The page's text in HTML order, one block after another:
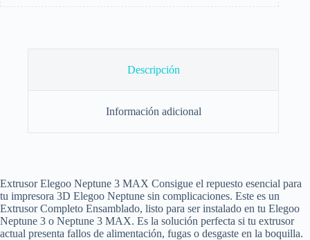
Descripción
Información adicional
Extrusor Elegoo Neptune 3 MAX Consigue el repuesto esencial para
tu impresora 3D Elegoo Neptune sin complicaciones. Este es un
Extrusor Completo Ensamblado, listo para ser instalado en tu Elegoo
Neptune 3 o Neptune 3 MAX. Es la solución perfecta si tu extrusor
actual presenta fallos de alimentación, fugas o desgaste en la boquilla.